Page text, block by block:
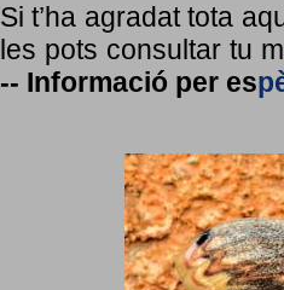
Si t’ha agradat tota
les pots consultar tu
-- Informació per es